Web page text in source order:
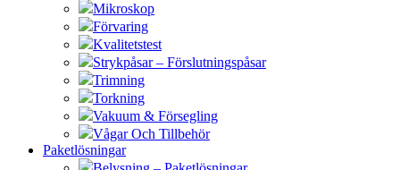
Mikroskop
Förvaring
Kvalitetstest
Strykpåsar – Förslutningspåsar
Trimning
Torkning
Vakuum & Försegling
Vågar Och Tillbehör
Paketlösningar